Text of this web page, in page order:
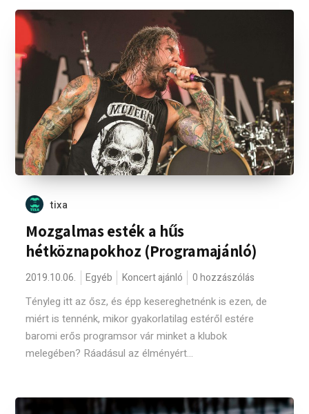
tixa
Mozgalmas esték a hűs
hétköznapokhoz (Programajánló)
2019.10.06. Egyéb Koncert ajánló 0 hozzászólás
Tényleg itt az ősz, és épp kesereghetnénk is ezen, de
miért is tennénk, mikor gyakorlatilag estéről estére
baromi erős programsor vár minket a klubok
melegében? Ráadásul az élményért...